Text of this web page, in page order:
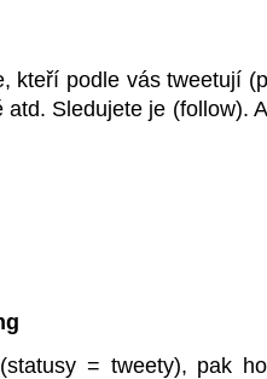
kteří podle vás tweetují
Sledujete je (follow).
= tweety), pak